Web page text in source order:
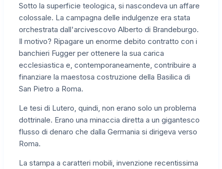
Sotto la superficie teologica, si nascondeva un affare
colossale. La campagna delle indulgenze era stata
orchestrata dall'arcivescovo Alberto di Brandeburgo.
Il motivo? Ripagare un enorme debito contratto con i
banchieri Fugger per ottenere la sua carica
ecclesiastica e, contemporaneamente, contribuire a
finanziare la maestosa costruzione della Basilica di
San Pietro a Roma.
Le tesi di Lutero, quindi, non erano solo un problema
dottrinale. Erano una minaccia diretta a un gigantesco
flusso di denaro che dalla Germania si dirigeva verso
Roma.
La stampa a caratteri mobili, invenzione recentissima